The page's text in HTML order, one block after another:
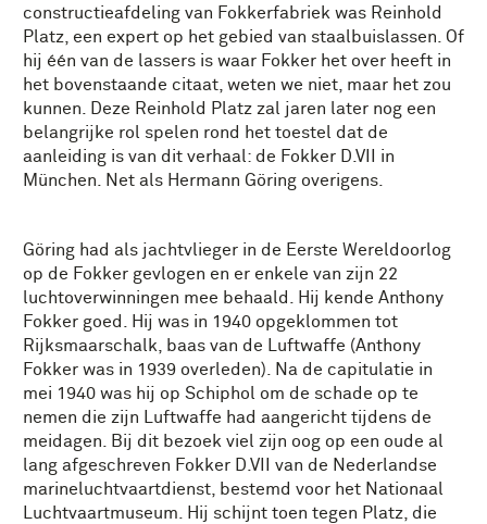
constructieafdeling van Fokkerfabriek was Reinhold
Platz, een expert op het gebied van staalbuislassen. Of
hij één van de lassers is waar Fokker het over heeft in
het bovenstaande citaat, weten we niet, maar het zou
kunnen. Deze Reinhold Platz zal jaren later nog een
belangrijke rol spelen rond het toestel dat de
aanleiding is van dit verhaal: de Fokker D.VII in
München. Net als Hermann Göring overigens.
Göring had als jachtvlieger in de Eerste Wereldoorlog
op de Fokker gevlogen en er enkele van zijn 22
luchtoverwinningen mee behaald. Hij kende Anthony
Fokker goed. Hij was in 1940 opgeklommen tot
Rijksmaarschalk, baas van de Luftwaffe (Anthony
Fokker was in 1939 overleden). Na de capitulatie in
mei 1940 was hij op Schiphol om de schade op te
nemen die zijn Luftwaffe had aangericht tijdens de
meidagen. Bij dit bezoek viel zijn oog op een oude al
lang afgeschreven Fokker D.VII van de Nederlandse
marineluchtvaartdienst, bestemd voor het Nationaal
Luchtvaartmuseum. Hij schijnt toen tegen Platz, die